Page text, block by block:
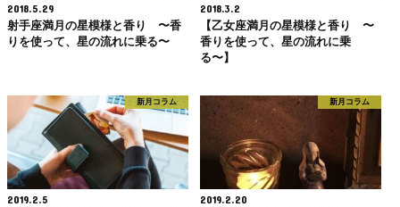
2018.5.29
射手座満月の星模様と香り 〜香
りを使って、星の流れに乗る〜
2018.3.2
【乙女座満月の星模様と香り 〜
香りを使って、星の流れに乗
る〜】
新月コラム
2019.2.5
新月コラム
2019.2.20